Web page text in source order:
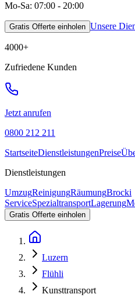
Mo-Sa: 07:00 - 20:00
Gratis Offerte einholen Unsere
4000+
Zufriedene Kunden
Jetzt anrufen
0800 212 211
StartseiteDienstleistungenPreise
Dienstleistungen
UmzugReinigungRäumungBrocki
ServiceSpezialtransportLagerung
Gratis Offerte einholen
Luzern
Flühli
Kunsttransport